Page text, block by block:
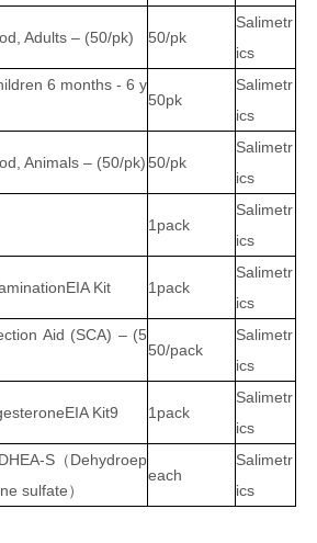
Adults – (50/pk) 50/pk
Salimetr
ics
6 months - 6 y
50pk
Salimetr
ics
Animals – (50/pk) 50/pk
Salimetr
ics
1pack
Salimetr
ics
Kit 1pack
Salimetr
ics
Aid (SCA) – (5
50/pack
Salimetr
ics
Kit9 1pack
Salimetr
ics
S（Dehydroep
sulfate）
each
Salimetr
ics